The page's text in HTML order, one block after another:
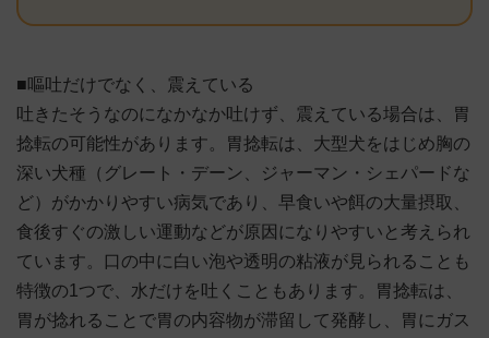
■嘔吐だけでなく、震えている
吐きたそうなのになかなか吐けず、震えている場合は、胃
捻転の可能性があります。胃捻転は、大型犬をはじめ胸の
深い犬種（グレート・デーン、ジャーマン・シェパードな
ど）がかかりやすい病気であり、早食いや餌の大量摂取、
食後すぐの激しい運動などが原因になりやすいと考えられ
ています。口の中に白い泡や透明の粘液が見られることも
特徴の1つで、水だけを吐くこともあります。胃捻転は、
胃が捻れることで胃の内容物が滞留して発酵し、胃にガス